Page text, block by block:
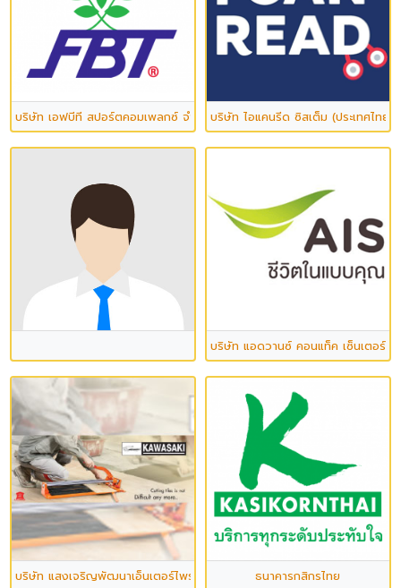
บริษัท เอฟบีที สปอร์ตคอมเพลกซ์ จำกัดบริษัท ไอแคนรีด ซิสเต็ม (ประเทศไทย)
บริษัท แอดวานซ์ คอนแท็ค เซ็นเตอร์ จ
บริษัท แสงเจริญพัฒนาเอ็นเตอร์ไพรส์ จำกัด ธนาคารกสิกรไทย